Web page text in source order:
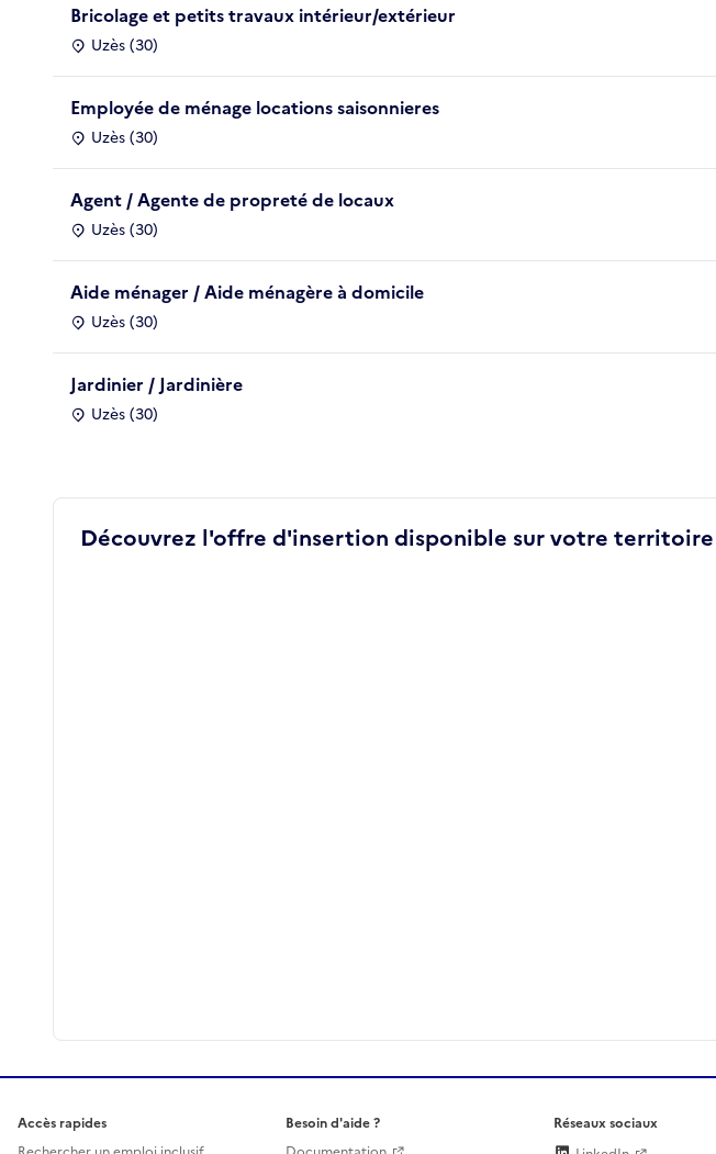
Bricolage et petits travaux intérieur/extérieur
Uzès (30)
Employée de ménage locations saisonnieres
Uzès (30)
Agent / Agente de propreté de locaux
Uzès (30)
Aide ménager / Aide ménagère à domicile
Uzès (30)
Jardinier / Jardinière
Uzès (30)
Découvrez l'offre d'insertion disponible sur votre territoire
Accès rapides
Besoin d'aide ?
Réseaux sociaux